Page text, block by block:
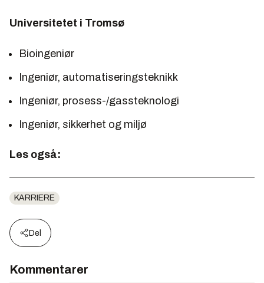
Universitetet i Tromsø
Bioingeniør
Ingeniør, automatiseringsteknikk
Ingeniør, prosess-/gassteknologi
Ingeniør, sikkerhet og miljø
Les også:
KARRIERE
Del
Kommentarer